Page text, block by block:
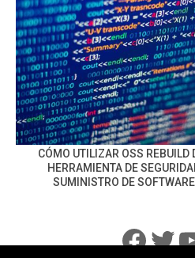
CÓMO UTILIZAR OSS REBUILD
HERRAMIENTA DE
SUMINISTRO DE